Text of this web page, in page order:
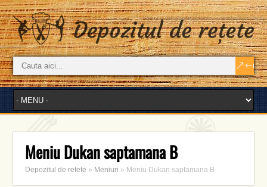
Meniu Dukan saptamana B
Depozitul de retete » Meniuri » Meniu Dukan saptamana B